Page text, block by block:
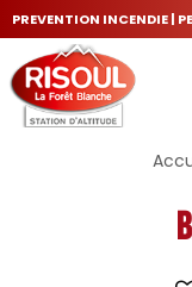
PREVENTION INCENDIE |